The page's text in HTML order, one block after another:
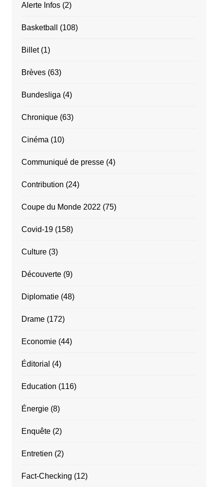
Alerte Infos(2)
Basketball (108)
Billet(1)
Brèves(63)
Bundesliga (4)
Chronique(63)
Cinéma (10)
Communiqué de presse(4)
Contribution (24)
Coupe du Monde 2022 (75)
Covid-19(158)
Culture(3)
Découverte(9)
Diplomatie(48)
Drame(172)
Economie(44)
Éditorial (4)
Education (116)
Énergie(8)
Enquête(2)
Entretien (2)
Fact-Checking (12)